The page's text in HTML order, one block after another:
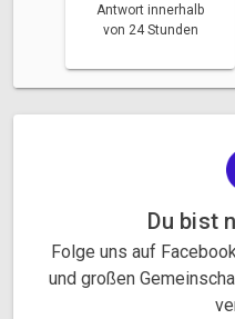
Antwort innerhalb
von 24 Stunden
Du bist
Folge uns auf
und großen